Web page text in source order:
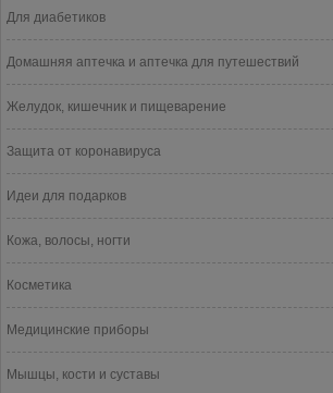
Для диабетиков
Домашняя аптечка и аптечка для путешествий
Желудок, кишечник и пищеварение
Защита от коронавируса
Идеи для подарков
Кожа, волосы, ногти
Косметика
Медицинские приборы
Мышцы, кости и суставы